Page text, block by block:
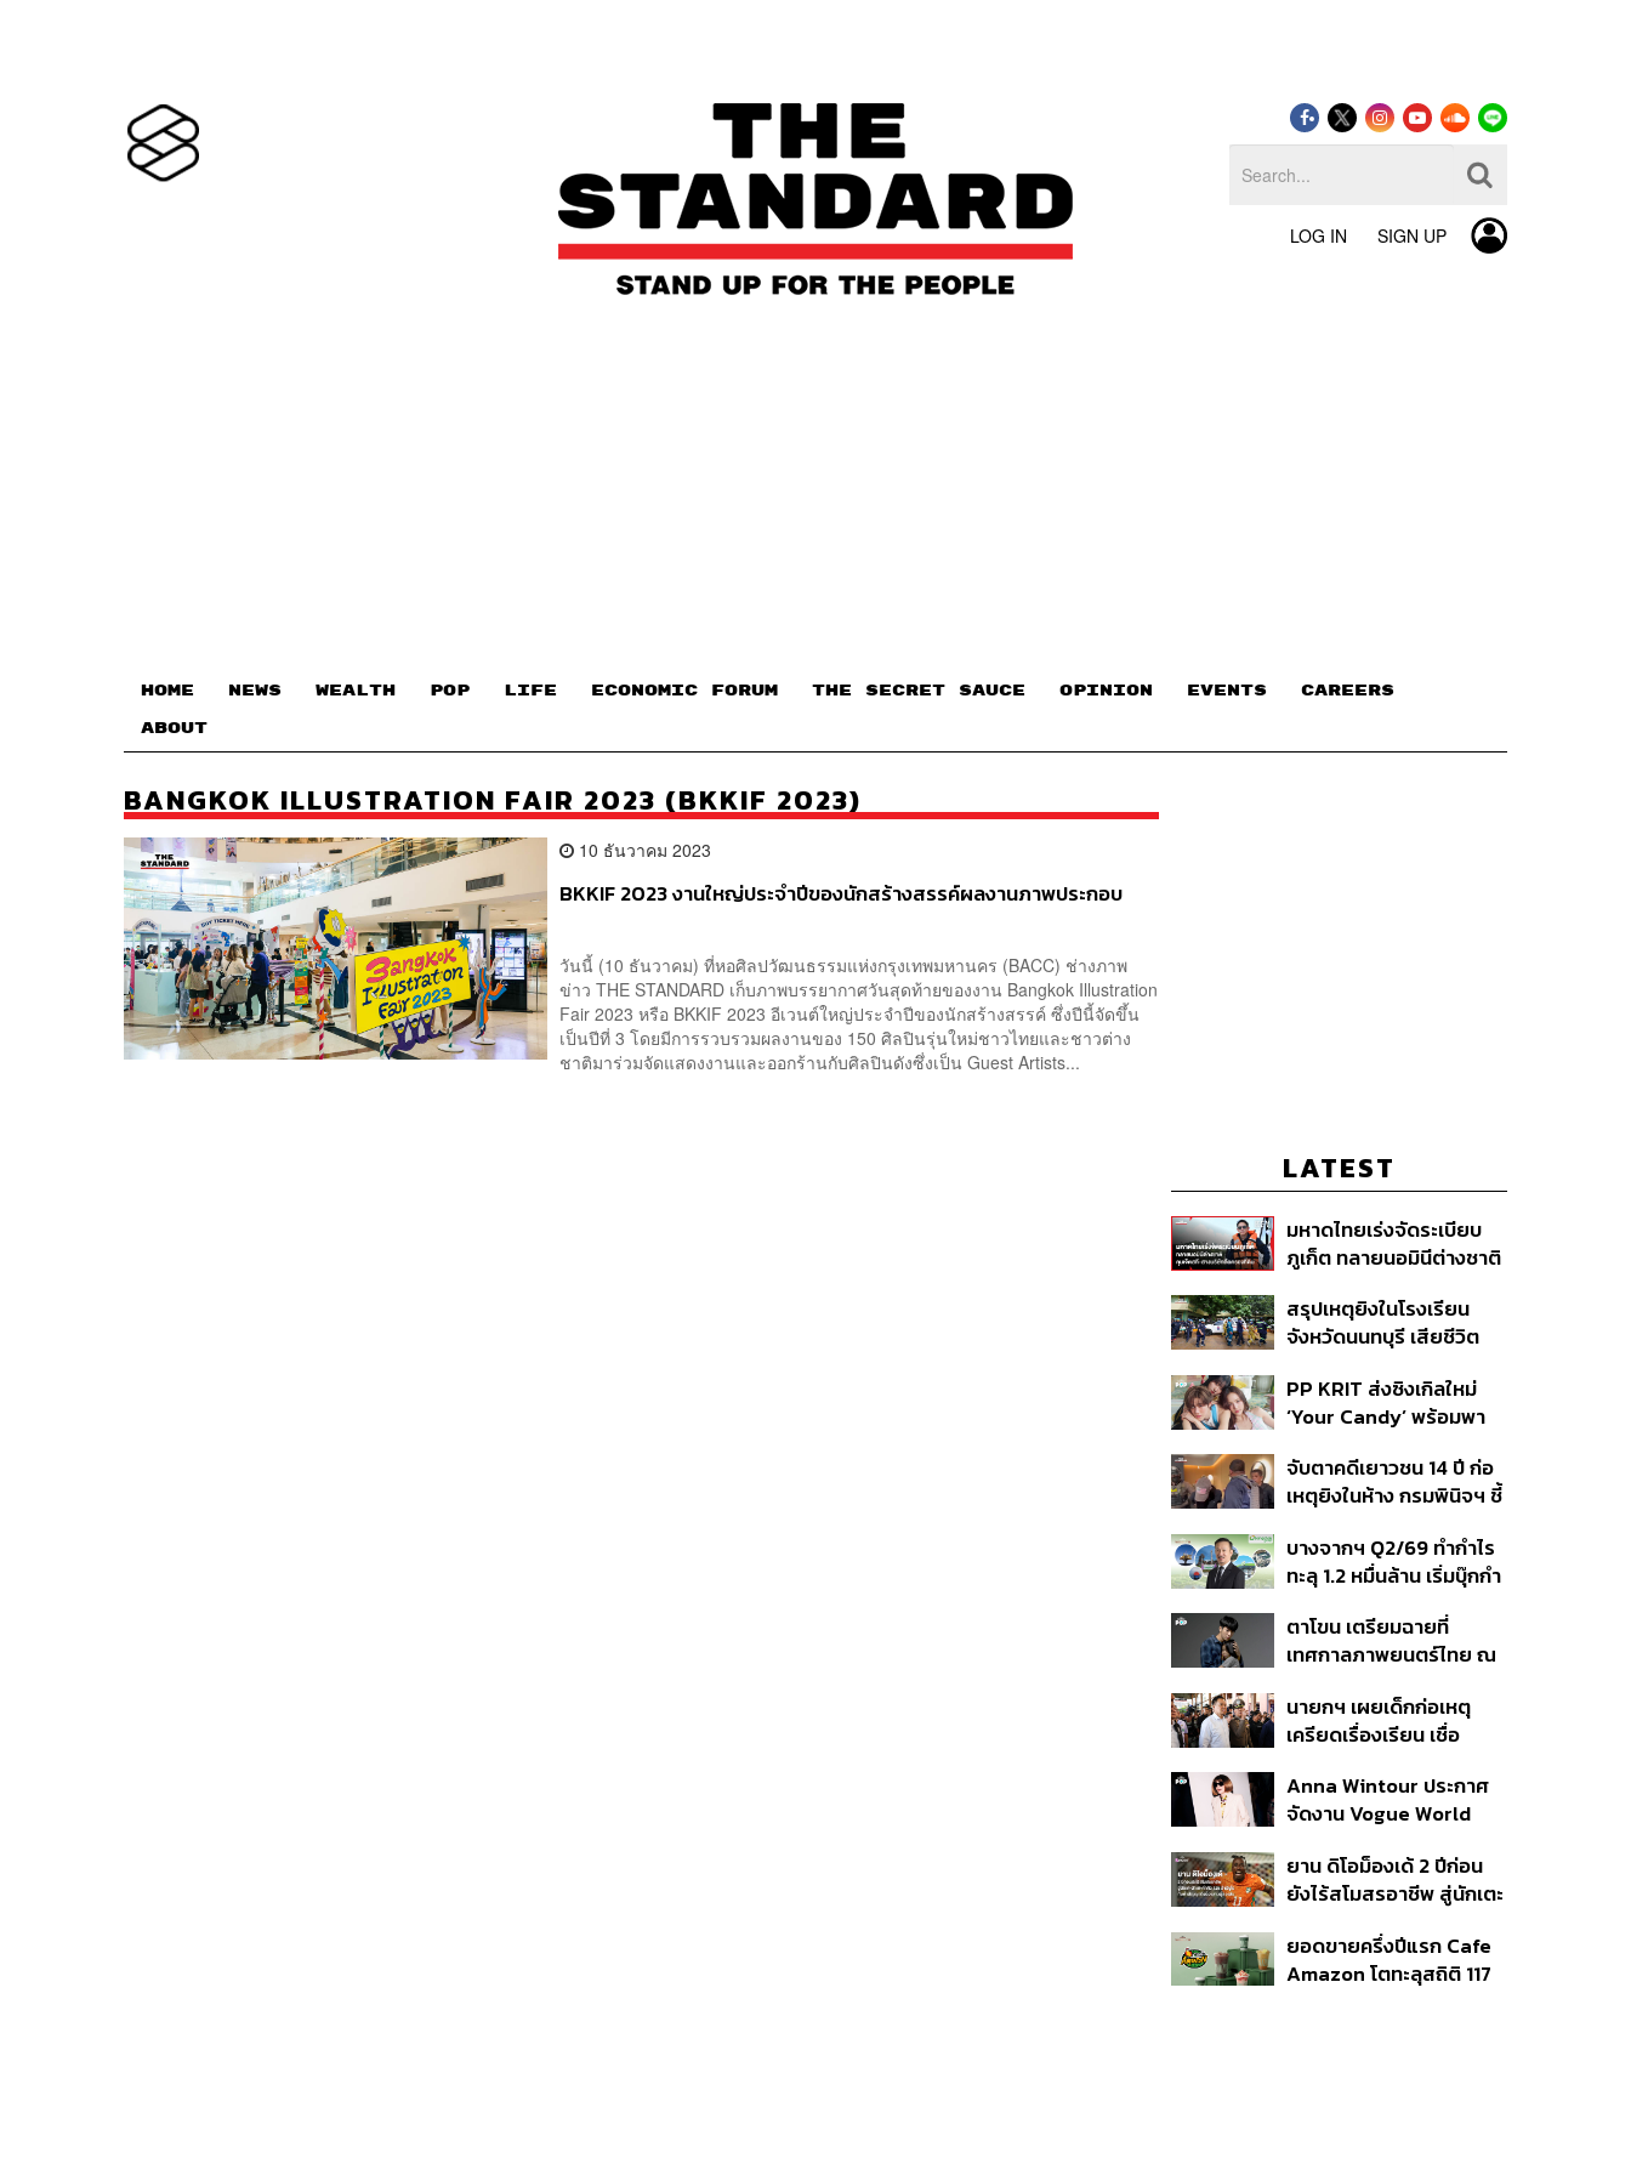
LOG IN SIGN UP
HOME NEWS WEALTH POP LIFE ECONOMIC FORUM THE SECRET SAUCE​ OPINION EVENTS CAREERS
ABOUT
BANGKOK ILLUSTRATION FAIR 2023 (BKKIF 2023)
10 ธันวาคม 2023
BKKIF 2023 งานใหญ่ประจำปีของนักสร้างสรรค์ผลงานภาพประกอบ
วันนี้ (10 ธันวาคม) ที่หอศิลปวัฒนธรรมแห่งกรุงเทพมหานคร (BACC) ช่างภาพ
ข่าว THE STANDARD เก็บภาพบรรยากาศวันสุดท้ายของงาน Bangkok Illustration
Fair 2023 หรือ BKKIF 2023 อีเวนต์ใหญ่ประจำปีของนักสร้างสรรค์ ซึ่งปีนี้จัดขึ้น
เป็นปีที่ 3 โดยมีการรวบรวมผลงานของ 150 ศิลปินรุ่นใหม่ชาวไทยและชาวต่าง
ชาติมาร่วมจัดแสดงงานและออกร้านกับศิลปินดังซึ่งเป็น Guest Artists...
LATEST
มหาดไทยเร่งจัดระเบียบ
ภูเก็ต ทลายนอมินีต่างชาติ
ที่ดิน เคลียร์ใบอนุญาต
โรงแรมค้าง 7 ปี
สรุปเหตุยิงในโรงเรียน
จังหวัดนนทบุรี เสียชีวิต
ปมค้นประวัติคดีกราดยิงที่
สหรัฐฯ
PP KRIT ส่งซิงเกิลใหม่
‘Your Candy’ พร้อมพา
สิกวิดีโอ
จับตาคดีเยาวชน 14 ปี ก่อ
เหตุยิงในห้าง กรมพินิจฯ ชี้
เนื่อง ประเมินปล่อยตัว
บางจากฯ Q2/69 ทำกำไร
ทะลุ 1.2 หมื่นล้าน เริ่มบุ๊กกำ
แรก หนุนรายได้ครึ่งปีทะลุ
3.2 แสนล้าน
ตาโขน เตรียมฉายที่
เทศกาลภาพยนตร์ไทย ณ
นายกฯ เผยเด็กก่อเหตุ
เครียดเรื่องเรียน เชื่อ
กระสุนอีกกว่า 30 นัด หาก
ไม่จบชีวิตตัวเองอาจสูญ
Anna Wintour ประกาศ
จัดงาน Vogue World
ยาน ดิโอม็องเด้ 2 ปีก่อน
ยังไร้สโมสรอาชีพ สู่นักเตะ
สัญญาถึงน้องสาวผู้ล่วง
ลับ
ยอดขายครึ่งปีแรก Cafe
Amazon โตทะลุสถิติ 117